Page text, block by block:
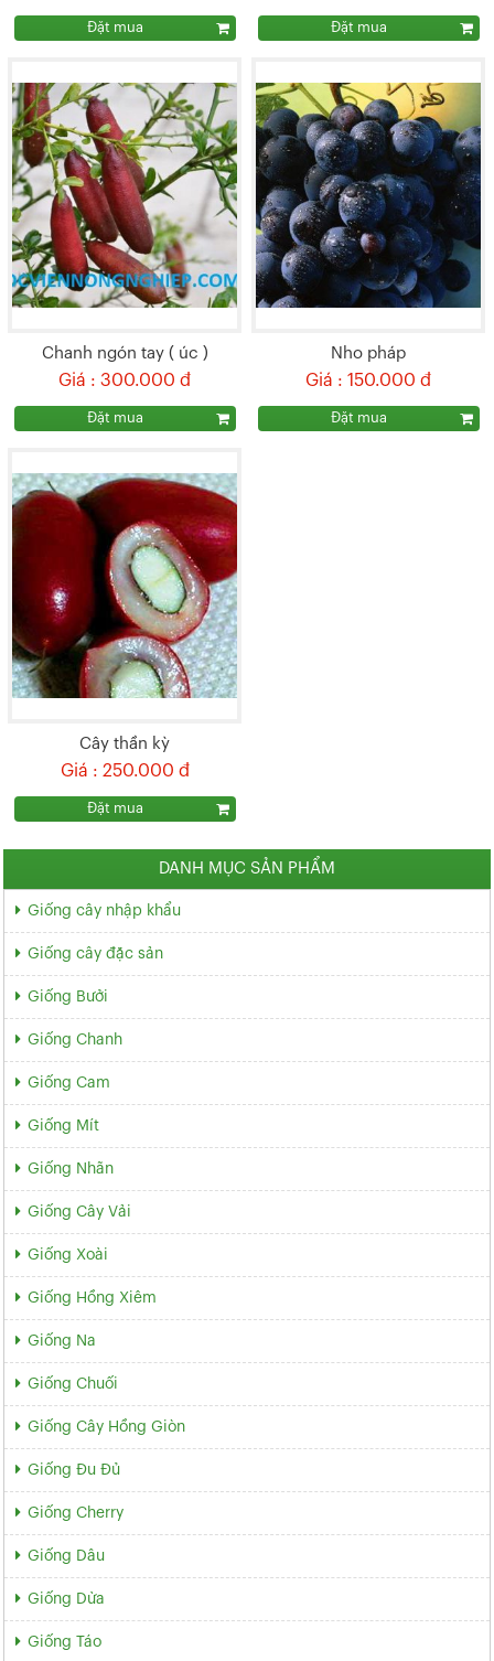
Đặt mua Đặt mua
Chanh ngón tay ( úc )
Giá : 300.000 đ
Đặt mua
Nho pháp
Giá : 150.000 đ
Đặt mua
Cây thần kỳ
Giá : 250.000 đ
Đặt mua
DANH MỤC SẢN PHẨM
Giống cây nhập khẩu
Giống cây đặc sản
Giống Bưởi
Giống Chanh
Giống Cam
Giống Mít
Giống Nhãn
Giống Cây Vải
Giống Xoài
Giống Hồng Xiêm
Giống Na
Giống Chuối
Giống Cây Hồng Giòn
Giống Đu Đủ
Giống Cherry
Giống Dâu
Giống Dừa
Giống Táo